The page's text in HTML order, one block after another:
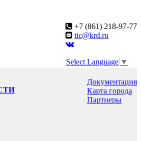
+7 (861) 218-97-77
tic@krd.ru
Select Language ▼
Документация
Карта города
Партнеры